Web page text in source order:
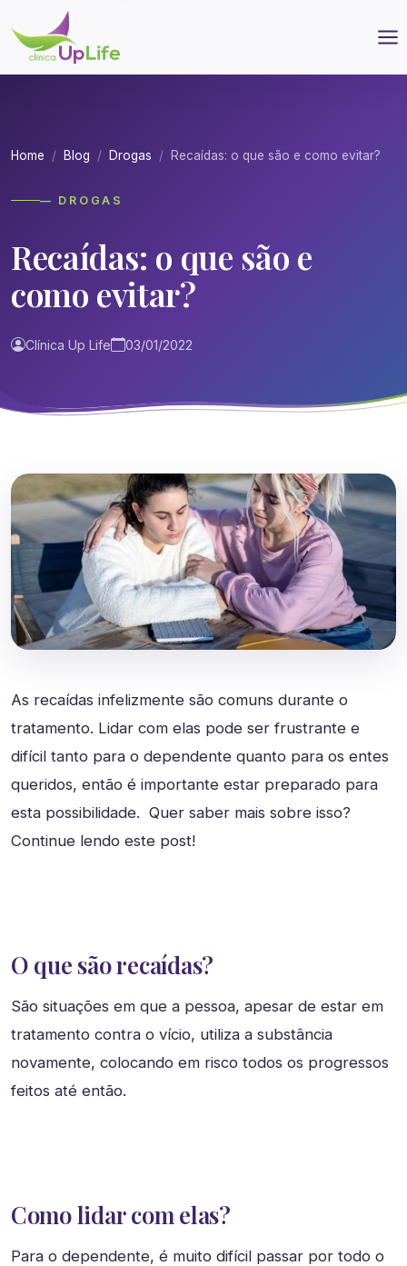
Home Blog Drogas Recaídas: o que são e como evitar?
— DROGAS
Recaídas: o que são e
como evitar?
Clínica Up Life 03/01/2022
As recaídas infelizmente são comuns durante o
tratamento. Lidar com elas pode ser frustrante e
difícil tanto para o dependente quanto para os entes
queridos, então é importante estar preparado para
esta possibilidade. Quer saber mais sobre isso?
Continue lendo este post!
O que são recaídas?
São situações em que a pessoa, apesar de estar em
tratamento contra o vício, utiliza a substância
novamente, colocando em risco todos os progressos
feitos até então.
Como lidar com elas?
Para o dependente, é muito difícil passar por todo o